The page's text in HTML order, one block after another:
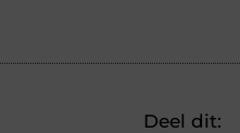
Deel dit: